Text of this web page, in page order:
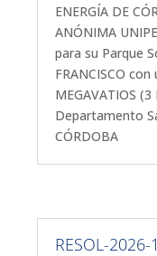
ENERGÍA DE
ANÓNIMA
para su Parque
FRANCISCO
MEGAVATIOS
Departamento
CÓRDOBA
RESOL-